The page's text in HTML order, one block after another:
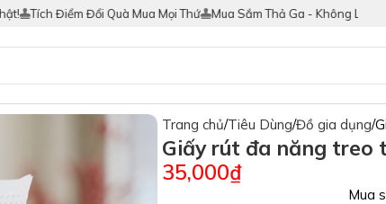
Điểm Đổi Quà Mua Mọi Thứ Mua Sắm Thả Ga - Không Lo Hàng Giả
Trang chủ Tiêu Dùng Đồ gia dụng
Giấy rút đa năng treo
35,000₫
Mua